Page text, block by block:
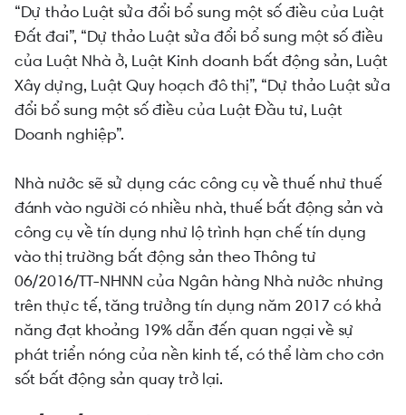
“Dự thảo Luật sửa đổi bổ sung một số điều của Luật
Đất đai”, “Dự thảo Luật sửa đổi bổ sung một số điều
của Luật Nhà ở, Luật Kinh doanh bất động sản, Luật
Xây dựng, Luật Quy hoạch đô thị”, “Dự thảo Luật sửa
đổi bổ sung một số điều của Luật Đầu tư, Luật
Doanh nghiệp”.
Nhà nước sẽ sử dụng các công cụ về thuế như thuế
đánh vào người có nhiều nhà, thuế bất động sản và
công cụ về tín dụng như lộ trình hạn chế tín dụng
vào thị trường bất động sản theo Thông tư
06/2016/TT-NHNN của Ngân hàng Nhà nước nhưng
trên thực tế, tăng trưởng tín dụng năm 2017 có khả
năng đạt khoảng 19% dẫn đến quan ngại về sự
phát triển nóng của nền kinh tế, có thể làm cho cơn
sốt bất động sản quay trở lại.